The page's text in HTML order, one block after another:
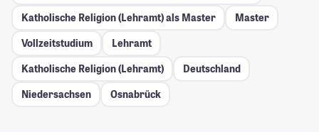
Katholische Religion (Lehramt) als Master
Master
Vollzeitstudium
Lehramt
Katholische Religion (Lehramt)
Deutschland
Niedersachsen
Osnabrück